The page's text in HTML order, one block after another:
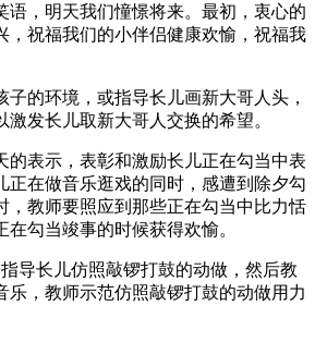
语，明天我们憧憬将来。最初，衷心的
，祝福我们的小伴侣健康欢愉，祝福我
的环境，或指导长儿画新大哥人头，
发长儿取新大哥人交换的希望。
表示，表彰和激励长儿正在勾当中表
正在做音乐逛戏的同时，感遭到除夕勾
，教师要照应到那些正在勾当中比力恬
勾当竣事的时候获得欢愉。
长儿仿照敲锣打鼓的动做，然后教
乐，教师示范仿照敲锣打鼓的动做用力